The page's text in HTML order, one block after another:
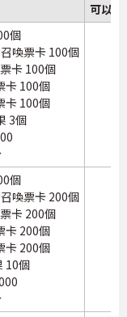
可以
個
喚票卡 100個
卡 100個
卡 100個
卡 100個
3個
個
喚票卡 200個
卡 200個
卡 200個
卡 200個
10個